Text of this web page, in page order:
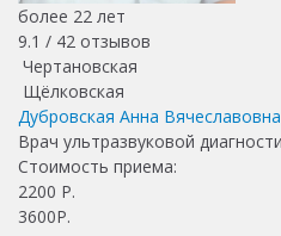
более 22 лет
9.1 / 42 отзывов
Чертановская
Щёлковская
Дубровская Анна Вячеславовна
Врач ультразвуковой
Стоимость приема:
2200 Р.
3600Р.